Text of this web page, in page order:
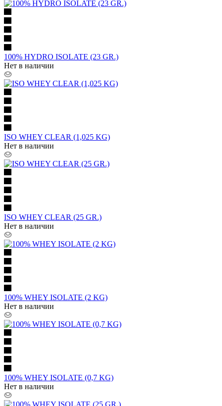
100% HYDRO ISOLATE (23 GR.)
Нет в наличии
ISO WHEY CLEAR (1,025 KG)
Нет в наличии
ISO WHEY CLEAR (25 GR.)
Нет в наличии
100% WHEY ISOLATE (2 KG)
Нет в наличии
100% WHEY ISOLATE (0,7 KG)
Нет в наличии